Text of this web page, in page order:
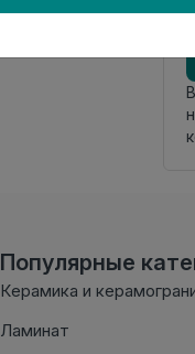
Популярные
Керамика и
Ламинат